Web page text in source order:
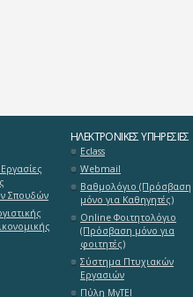
Σπουδών
ΗΛΕΚΤΡΟΝΙΚΈΣ ΥΠΗΡΕΣΊΕΣ
Eclass
Webmail
Βαθμολόγιο (Πρόσβαση
μόνο για Καθηγητές)
Online Φοιτητολόγιο
(Πρόσβαση μόνο για
φοιτητές)
Σύστημα Πτυχιακών
Εργασιών
Πύλη MyTEI